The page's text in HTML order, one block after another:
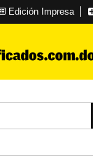
Edición Impresa